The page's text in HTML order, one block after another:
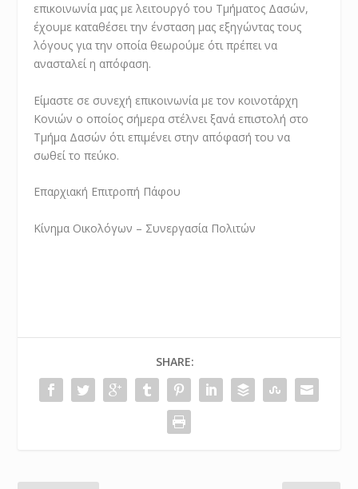
επικοινωνία μας με λειτουργό του Τμήματος Δασών,
έχουμε καταθέσει την ένσταση μας εξηγώντας τους
λόγους για την οποία θεωρούμε ότι πρέπει να
ανασταλεί η απόφαση.
Είμαστε σε συνεχή επικοινωνία με τον κοινοτάρχη
Κονιών ο οποίος σήμερα στέλνει ξανά επιστολή στο
Τμήμα Δασών ότι επιμένει στην απόφασή του να
σωθεί το πεύκο.
Επαρχιακή Επιτροπή Πάφου
Κίνημα Οικολόγων – Συνεργασία Πολιτών
SHARE: